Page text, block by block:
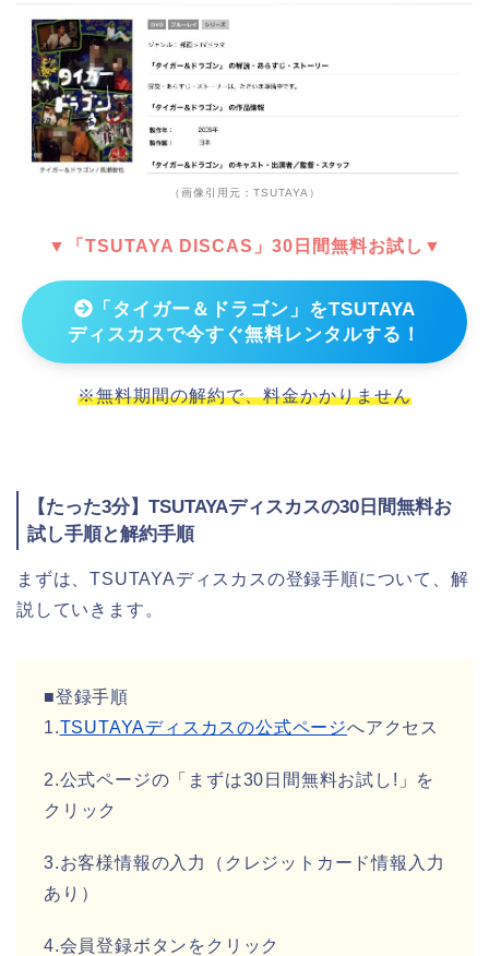
（画像引用元：TSUTAYA）
▼「TSUTAYA DISCAS」30日間無料お試し▼
「タイガー＆ドラゴン」をTSUTAYA
ディスカスで今すぐ無料レンタルする！
※無料期間の解約で、料金かかりません
【たった3分】TSUTAYAディスカスの30日間無料お
試し手順と解約手順
まずは、TSUTAYAディスカスの登録手順について、解
説していきます。
■登録手順
1.TSUTAYAディスカスの公式ページへアクセス
2.公式ページの「まずは30日間無料お試し!」を
クリック
3.お客様情報の入力（クレジットカード情報入力
あり）
4.会員登録ボタンをクリック